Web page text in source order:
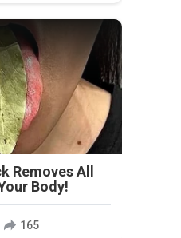
Removes All
Body!
165